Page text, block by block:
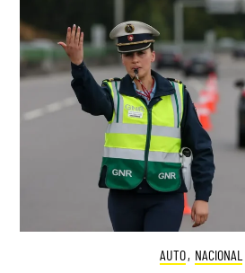
AUTO, NACIONAL